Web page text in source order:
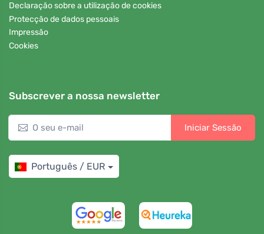
Declaração sobre a utilização de cookies
Protecção de dados pessoais
Impressão
Cookies
Subscrever a nossa newsletter
Iniciar Sessão
Português / EUR